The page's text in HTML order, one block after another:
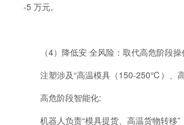
-5 万元。
（4）降低安 全风险：取代高危阶段操
注塑涉及“高温模具（150-250℃）、
高危阶段智能化:
机器人负责“模具提货、高温货物转移